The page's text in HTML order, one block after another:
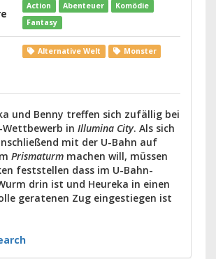
Action Abenteuer
Komödie
Fantasy
Alternative Welt Monster
und Benny treffen sich zufällig bei
Wettbewerb in Illumina City. Als sich
mit der U-Bahn auf
Prismaturm machen will, müssen
feststellen dass im U-Bahn-
drin ist und Heureka in einen
geratenen Zug eingestiegen ist